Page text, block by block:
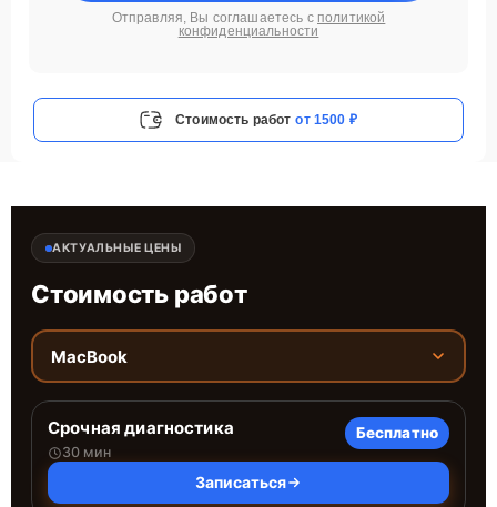
Отправляя, Вы соглашаетесь с политикой
конфиденциальности
Стоимость работ от 1500 ₽
АКТУАЛЬНЫЕ ЦЕНЫ
Стоимость работ
MacBook
Срочная диагностика
30 мин
Бесплатно
Записаться